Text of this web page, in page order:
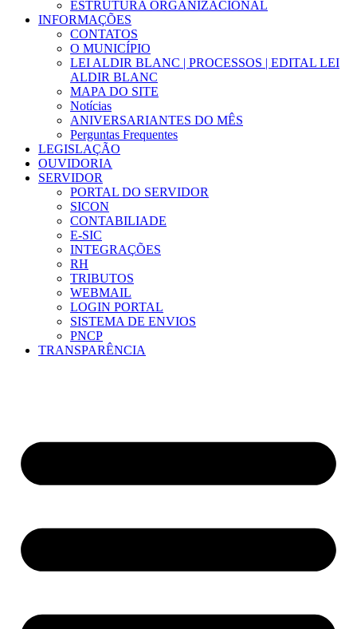
ESTRUTURA ORGANIZACIONAL
INFORMAÇÕES
CONTATOS
O MUNICÍPIO
LEI ALDIR BLANC | PROCESSOS | EDITAL LEI
ALDIR BLANC
MAPA DO SITE
Notícias
ANIVERSARIANTES DO MÊS
Perguntas Frequentes
LEGISLAÇÃO
OUVIDORIA
SERVIDOR
PORTAL DO SERVIDOR
SICON
CONTABILIADE
E-SIC
INTEGRAÇÕES
RH
TRIBUTOS
WEBMAIL
LOGIN PORTAL
SISTEMA DE ENVIOS
PNCP
TRANSPARÊNCIA